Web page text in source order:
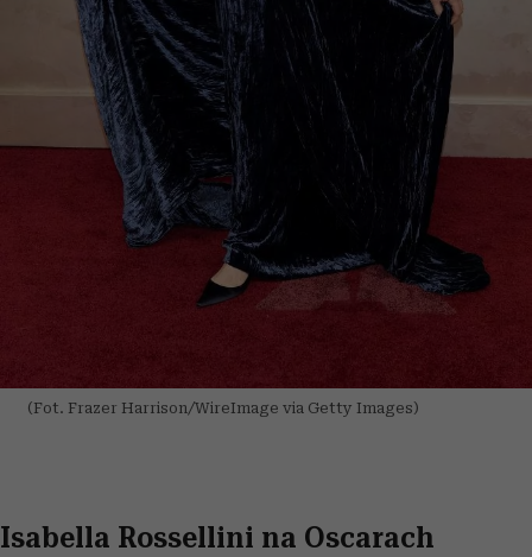
(Fot. Frazer Harrison/WireImage via Getty Images)
Isabella Rossellini na Oscarach